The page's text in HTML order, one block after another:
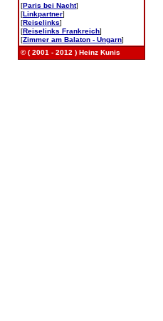
[Paris bei Nacht]
[Linkpartner]
[Reiselinks]
[Reiselinks Frankreich]
[Zimmer am Balaton - Ungarn]
© ( 2001 - 2012 ) Heinz Kunis